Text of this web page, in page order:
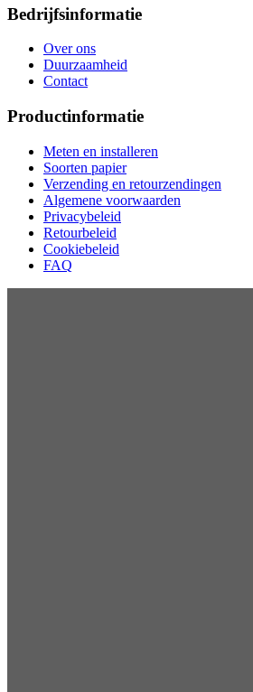
Bedrijfsinformatie
Over ons
Duurzaamheid
Contact
Productinformatie
Meten en installeren
Soorten papier
Verzending en retourzendingen
Algemene voorwaarden
Privacybeleid
Retourbeleid
Cookiebeleid
FAQ